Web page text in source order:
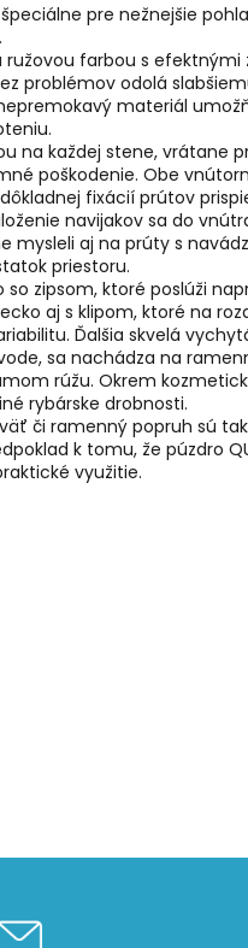
pre nežnejšie
farbou s
problémov odolá
materiál
na každej stene, vrátane
poškodenie. Obe
fixácií prútov
navijakov sa do
mysleli aj na prúty s
priestoru.
zipsom, ktoré poslúži
aj s klipom, ktoré na
Ďalšia skvelá
sa nachádza na
rúžu. Okrem
rybárske drobnosti.
či ramenný popruh sú
k tomu, že púzdro
využitie.